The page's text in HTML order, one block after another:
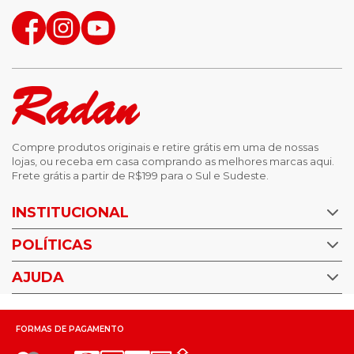
Compre produtos originais e retire grátis em uma de nossas
lojas, ou receba em casa comprando as melhores marcas aqui.
Frete grátis a partir de R$199 para o Sul e Sudeste.
INSTITUCIONAL
Nossas Lojas
Trabalhe Conosco
POLÍTICAS
Política de Privacidade
AJUDA
Perguntas Frequentes
Fale Conosco
FORMAS DE PAGAMENTO